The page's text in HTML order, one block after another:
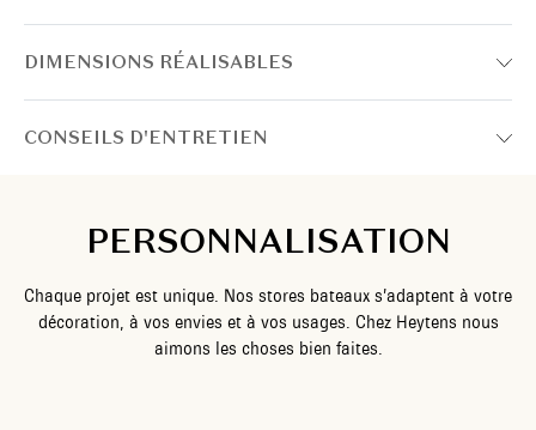
DIMENSIONS RÉALISABLES
CONSEILS D'ENTRETIEN
PERSONNALISATION
Chaque projet est unique. Nos stores bateaux s’adaptent à votre
décoration, à vos envies et à vos usages. Chez Heytens nous
aimons les choses bien faites.